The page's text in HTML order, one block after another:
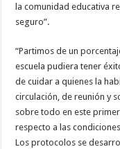
la comunidad educativa
seguro”.
“Partimos de un
escuela pudiera tener
de cuidar a quienes la
circulación, de reunión y
sobre todo en este
respecto a las
Los protocolos se